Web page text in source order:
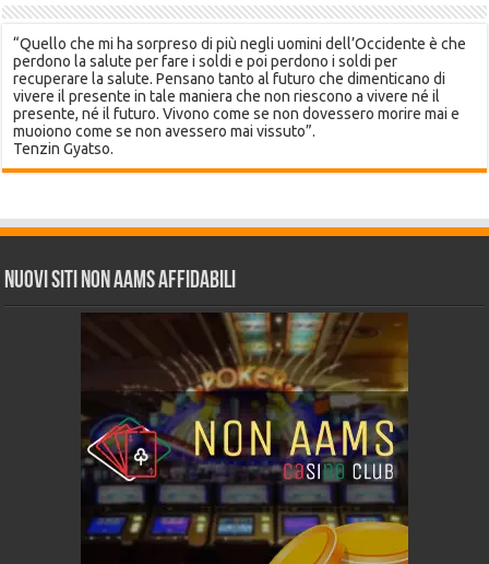
“Quello che mi ha sorpreso di più negli uomini dell’Occidente è che
perdono la salute per fare i soldi e poi perdono i soldi per
recuperare la salute. Pensano tanto al futuro che dimenticano di
vivere il presente in tale maniera che non riescono a vivere né il
presente, né il futuro. Vivono come se non dovessero morire mai e
muoiono come se non avessero mai vissuto”.
Tenzin Gyatso.
Nuovi siti non AAMS affidabili